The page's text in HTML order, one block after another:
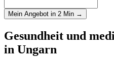
Mein Angebot in 2 Min →
Gesundheit und
in Ungarn